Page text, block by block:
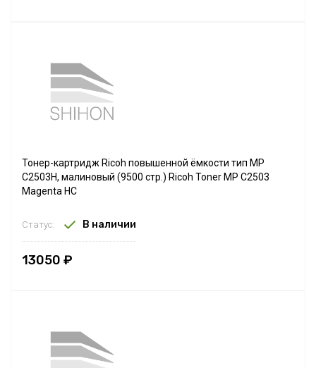
Тонер-картридж Ricoh повышенной ёмкости тип MP
C2503H, малиновый (9500 стр.) Ricoh Toner MP C2503
Magenta HC
Статус: В наличии
13050 ₽